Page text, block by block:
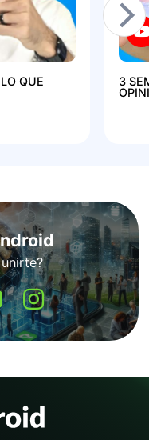
QUE
3